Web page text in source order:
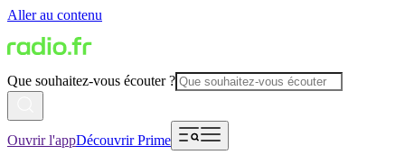
Aller au contenu
Que souhaitez-vous écouter ?
Ouvrir l'appDécouvrir Prime